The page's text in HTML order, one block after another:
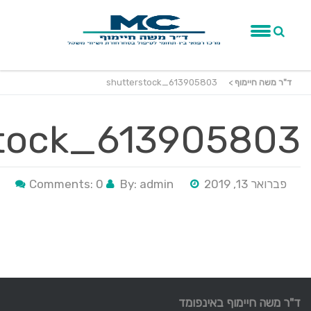
ד"ר משה חיימוף >
shutterstock_613905803
פברואר 13, 2019 By: admin
Comments: 0
ד"ר משה חיימוף באינפומד